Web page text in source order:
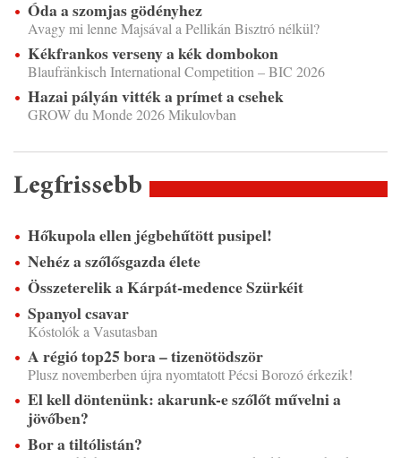
Óda a szomjas gödényhez
Avagy mi lenne Majsával a Pellikán Bisztró nélkül?
Kékfrankos verseny a kék dombokon
Blaufränkisch International Competition – BIC 2026
Hazai pályán vitték a prímet a csehek
GROW du Monde 2026 Mikulovban
Legfrissebb
Hőkupola ellen jégbehűtött pusipel!
Nehéz a szőlősgazda élete
Összeterelik a Kárpát-medence Szürkéit
Spanyol csavar
Kóstolók a Vasutasban
A régió top25 bora – tizenötödször
Plusz novemberben újra nyomtatott Pécsi Borozó érkezik!
El kell döntenünk: akarunk-e szőlőt művelni a
jövőben?
Bor a tiltólistán?